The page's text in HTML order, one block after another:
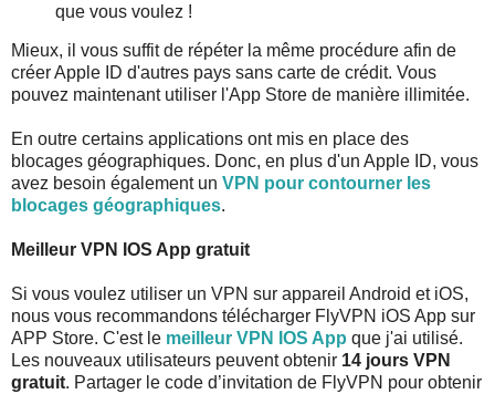
que vous voulez !
Mieux, il vous suffit de répéter la même procédure afin de
créer Apple ID d'autres pays sans carte de crédit. Vous
pouvez maintenant utiliser l'App Store de manière illimitée.
En outre certains applications ont mis en place des
blocages géographiques. Donc, en plus d'un Apple ID, vous
avez besoin également un VPN pour contourner les
blocages géographiques.
Meilleur VPN IOS App gratuit
Si vous voulez utiliser un VPN sur appareil Android et iOS,
nous vous recommandons télécharger FlyVPN iOS App sur
APP Store. C'est le meilleur VPN IOS App que j'ai utilisé.
Les nouveaux utilisateurs peuvent obtenir 14 jours VPN
gratuit. Partager le code d’invitation de FlyVPN pour obtenir